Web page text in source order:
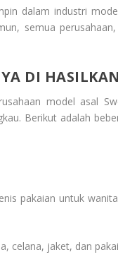
dalam industri
semua
DI
model asal
Berikut adalah
pakaian untuk
celana, jaket, dan